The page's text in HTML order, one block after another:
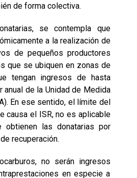
de forma colectiva.
se contempla que
a la realización de
de pequeños productores
que se ubiquen en zonas de
tengan ingresos de hasta
anual de la Unidad de Medida
En ese sentido, el límite del
causa el ISR, no es aplicable
las donatarias por
recuperación.
no serán ingresos
en especie a